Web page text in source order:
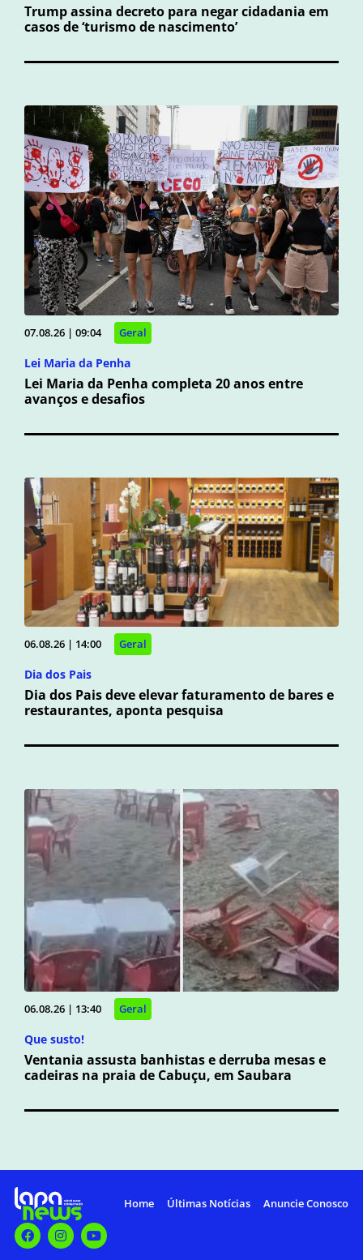
Trump assina decreto para negar cidadania em
casos de ‘turismo de nascimento’
07.08.26 | 09:04 Geral
Lei Maria da Penha
Lei Maria da Penha completa 20 anos entre
avanços e desafios
06.08.26 | 14:00 Geral
Dia dos Pais
Dia dos Pais deve elevar faturamento de bares e
restaurantes, aponta pesquisa
06.08.26 | 13:40 Geral
Que susto!
Ventania assusta banhistas e derruba mesas e
cadeiras na praia de Cabuçu, em Saubara
Home Últimas Notícias Anuncie Conosco